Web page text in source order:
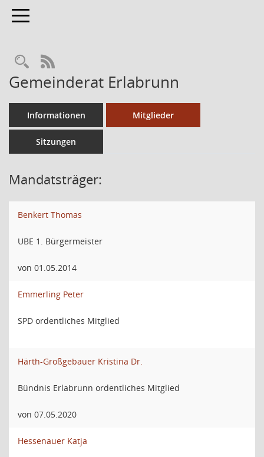
Toggle navigation
RSS-Feed
Gemeinderat Erlabrunn
Informationen Mitglieder
Sitzungen
Mandatsträger:
Benkert Thomas
UBE 1. Bürgermeister
von 01.05.2014
Emmerling Peter
SPD ordentliches Mitglied
Härth-Großgebauer Kristina Dr.
Bündnis Erlabrunn ordentliches Mitglied
von 07.05.2020
Hessenauer Katja